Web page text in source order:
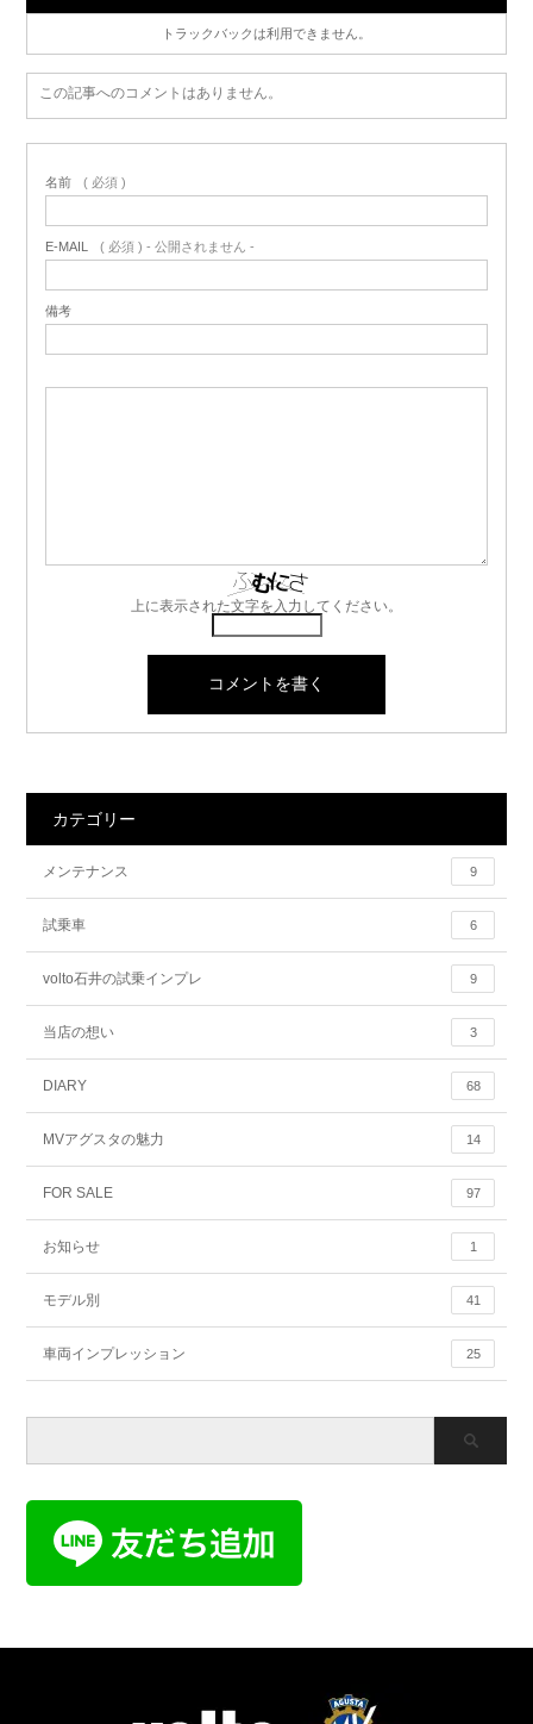
トラックバックは利用できません。
この記事へのコメントはありません。
名前 ( 必須 )
E-MAIL ( 必須 ) - 公開されません -
備考
上に表示された文字を入力してください。
カテゴリー
メンテナンス 9
試乗車 6
volto石井の試乗インプレ 9
当店の想い 3
DIARY 68
MVアグスタの魅力 14
FOR SALE 97
お知らせ 1
モデル別 41
車両インプレッション 25